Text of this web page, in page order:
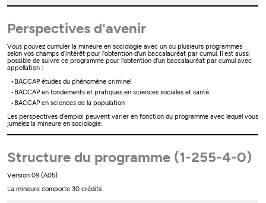
Perspectives d'avenir
Vous pouvez cumuler la mineure en sociologie avec un ou plusieurs programmes
selon vos champs d’intérêt pour l'obtention d'un baccalauréat par cumul. Il est aussi
possible de suivre ce programme pour l'obtention d'un baccalauréat par cumul avec
appellation :
BACCAP études du phénomène criminel
BACCAP en fondements et pratiques en sciences sociales et santé
BACCAP en sciences de la population
Les perspectives d’emploi peuvent varier en fonction du programme avec lequel vous
jumelez la mineure en sociologie.
Structure du programme (1-255-4-0)
Version 09 (A05)
La mineure comporte 30 crédits.